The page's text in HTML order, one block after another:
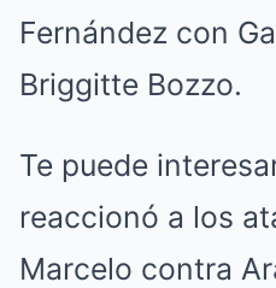
Fernández con
Briggitte Bozzo.
Te puede
reaccionó a los
Marcelo contra